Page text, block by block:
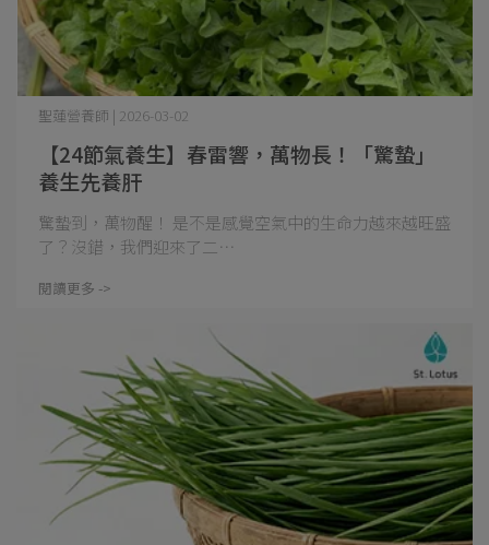
【24節氣養生】春雷響，萬物長！「驚蟄」
養生先養肝
聖蓮營養師 | 2026-03-02
驚蟄到，萬物醒！ 是不是感覺空氣中的生命力越來越旺盛
了？沒錯，我們迎來了二⋯
閱讀更多 ->